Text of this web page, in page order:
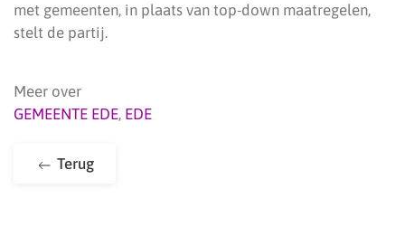
met gemeenten, in plaats van top-down maatregelen,
stelt de partij.
Meer over
GEMEENTE EDE, EDE
Terug